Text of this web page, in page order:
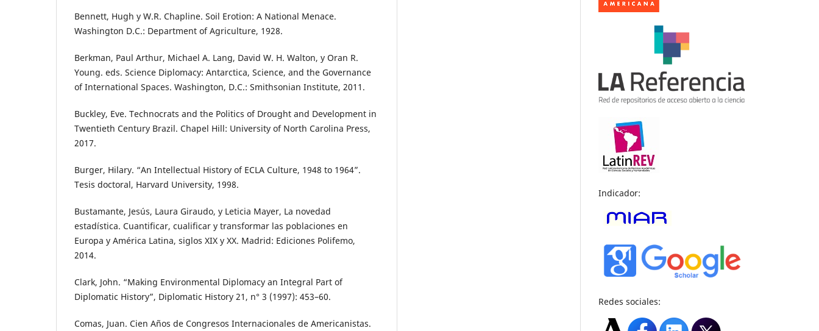
Bennett, Hugh y W.R. Chapline. Soil Erotion: A National Menace.
Washington D.C.: Department of Agriculture, 1928.
Berkman, Paul Arthur, Michael A. Lang, David W. H. Walton, y Oran R.
Young. eds. Science Diplomacy: Antarctica, Science, and the Governance
of International Spaces. Washington, D.C.: Smithsonian Institute, 2011.
Buckley, Eve. Technocrats and the Politics of Drought and Development in
Twentieth Century Brazil. Chapel Hill: University of North Carolina Press,
2017.
Burger, Hilary. “An Intellectual History of ECLA Culture, 1948 to 1964”.
Tesis doctoral, Harvard University, 1998.
Bustamante, Jesús, Laura Giraudo, y Leticia Mayer, La novedad
estadística. Cuantificar, cualificar y transformar las poblaciones en
Europa y América Latina, siglos XIX y XX. Madrid: Ediciones Polifemo,
2014.
Clark, John. “Making Environmental Diplomacy an Integral Part of
Diplomatic History”, Diplomatic History 21, n° 3 (1997): 453–60.
Comas, Juan. Cien Años de Congresos Internacionales de Americanistas.
Indicador:
Redes sociales: